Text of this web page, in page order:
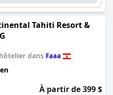
Tahiti Resort &
dans Faaa
À partir de 399 $